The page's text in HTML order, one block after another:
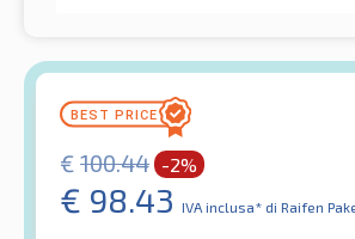
€ 100.44 -2%
€ 98.43 IVA inclusa* di Raifen